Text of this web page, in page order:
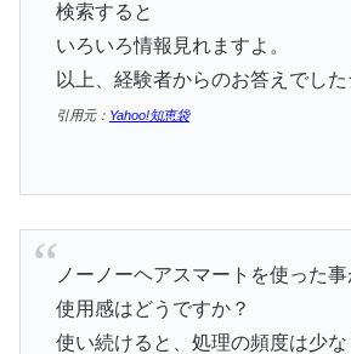
検索すると
いろいろ情報見れますよ。
以上、経験者からのお答えでし
引用元： Yahoo!知恵袋
ノーノーヘアスマートを使った事
使用感はどうですか？
使い続けると、処理の頻度は少な